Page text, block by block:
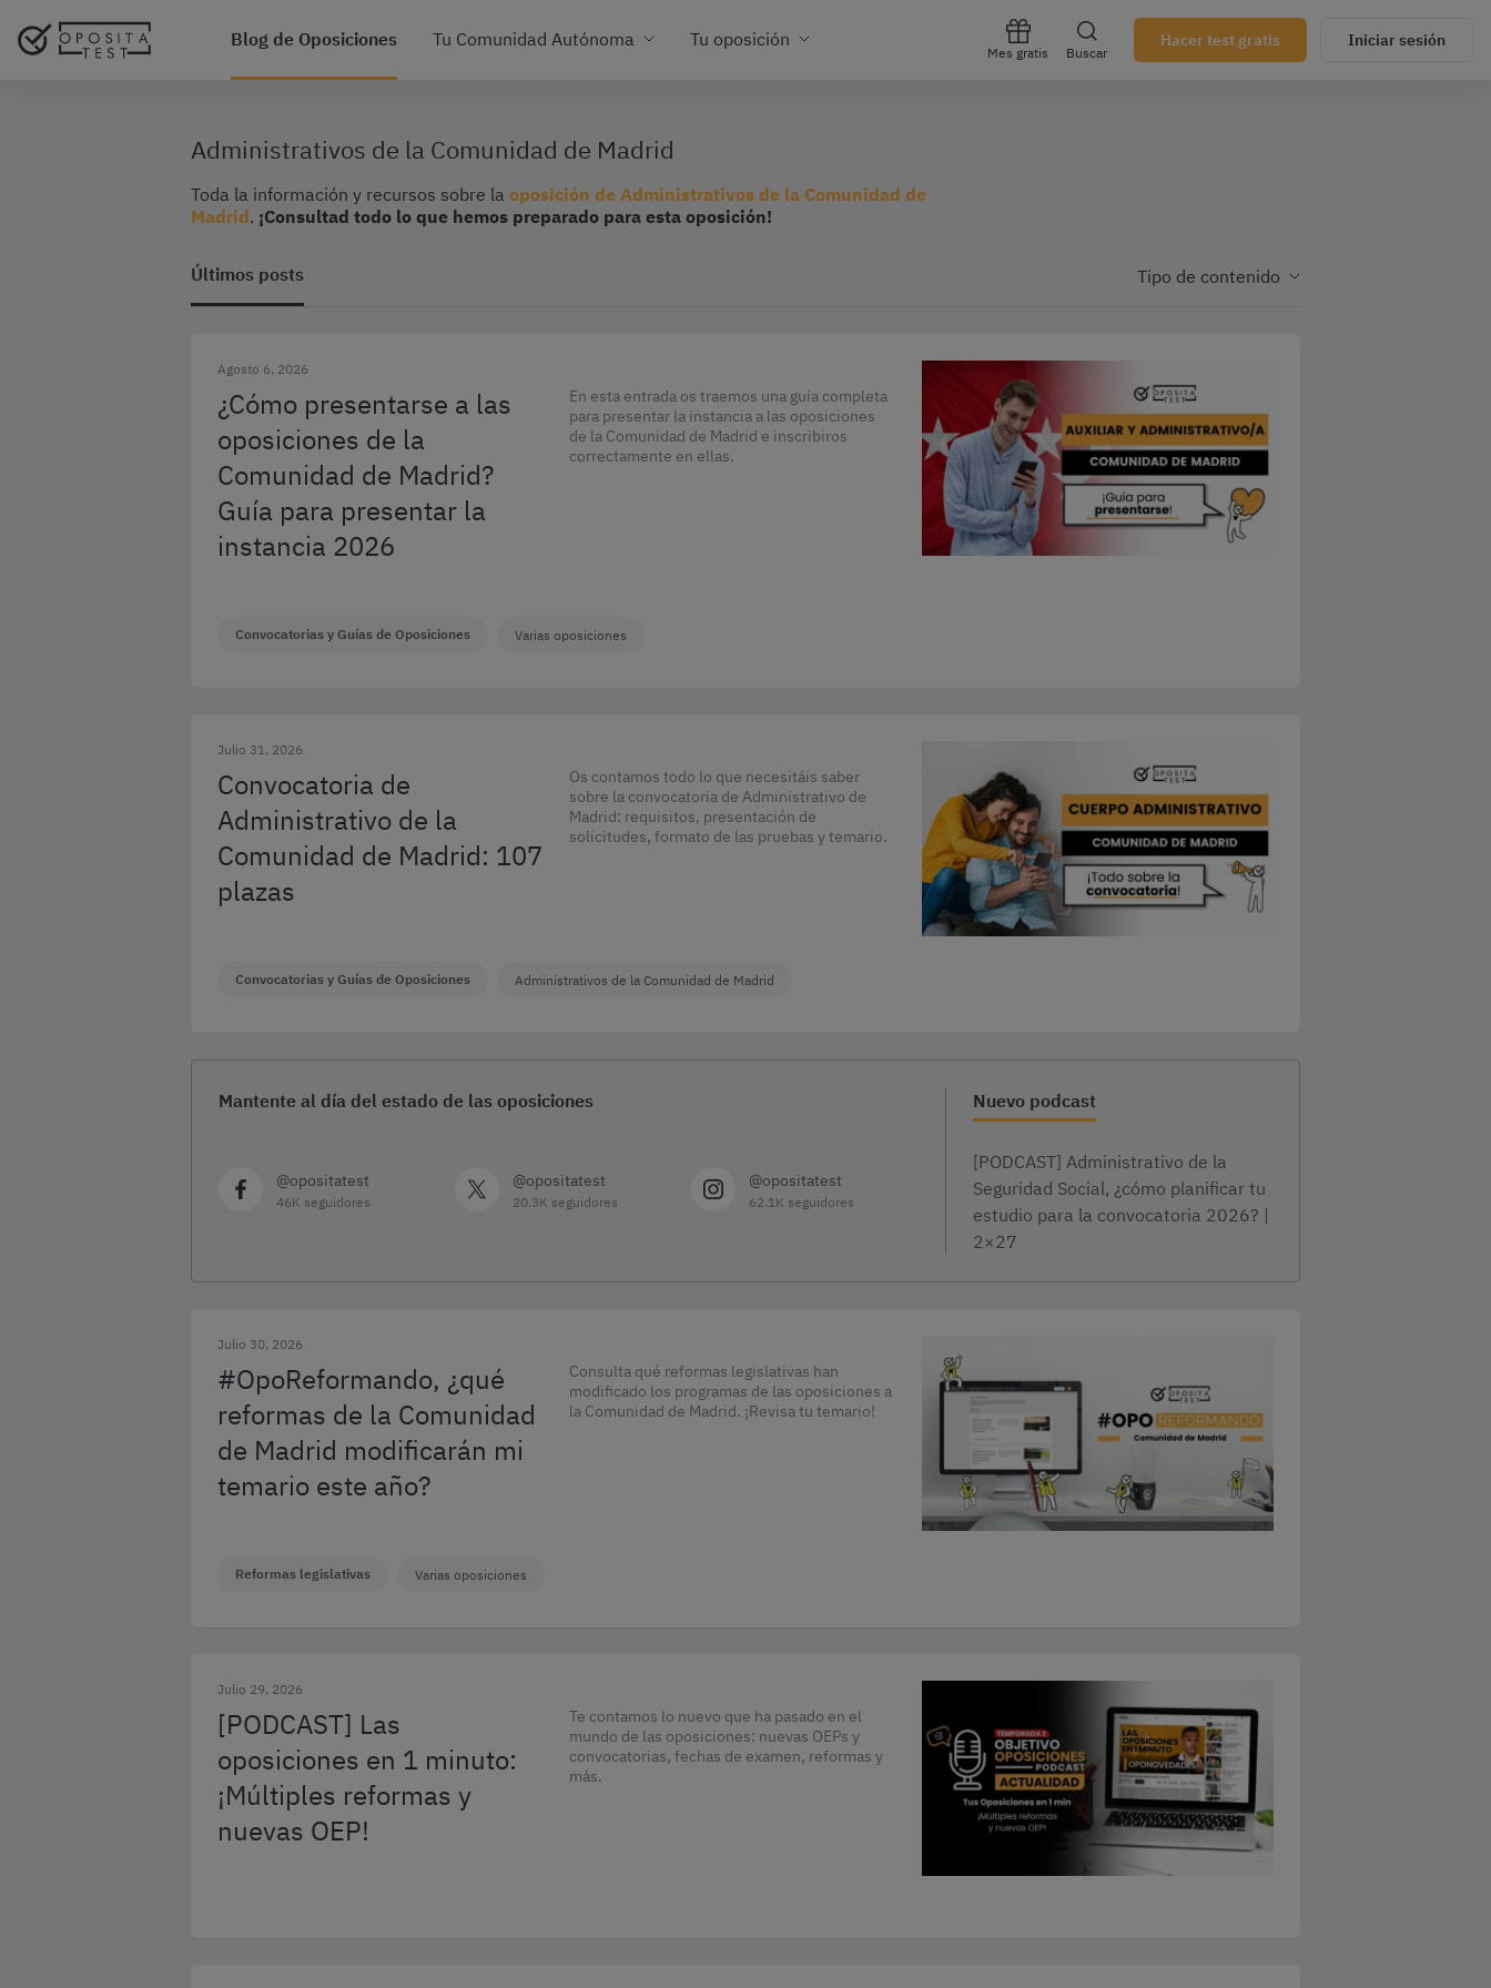
Blog de Oposiciones Tu Comunidad Autónoma Tu oposición
Mes gratis Buscar
Hacer test gratis Iniciar sesión
Administrativos de la Comunidad de Madrid
Toda la información y recursos sobre la oposición de Administrativos de la Comunidad de
Madrid. ¡Consultad todo lo que hemos preparado para esta oposición!
Últimos posts Tipo de contenido
Agosto 6, 2026
¿Cómo presentarse a las
oposiciones de la
Comunidad de Madrid?
Guía para presentar la
instancia 2026
En esta entrada os traemos una guía completa
para presentar la instancia a las oposiciones
de la Comunidad de Madrid e inscribiros
correctamente en ellas.
Convocatorias y Guías de Oposiciones Varias oposiciones
Julio 31, 2026
Convocatoria de
Administrativo de la
Comunidad de Madrid: 107
plazas
Os contamos todo lo que necesitáis saber
sobre la convocatoria de Administrativo de
Madrid: requisitos, presentación de
solicitudes, formato de las pruebas y temario.
Convocatorias y Guías de Oposiciones Administrativos de la Comunidad de Madrid
Mantente al día del estado de las oposiciones
@opositatest
46K seguidores
@opositatest
20.3K seguidores
@opositatest
62.1K seguidores
Nuevo podcast
[PODCAST] Administrativo de la
Seguridad Social, ¿cómo planificar tu
estudio para la convocatoria 2026? |
2×27
Julio 30, 2026
#OpoReformando, ¿qué
reformas de la Comunidad
de Madrid modificarán mi
temario este año?
Consulta qué reformas legislativas han
modificado los programas de las oposiciones a
la Comunidad de Madrid. ¡Revisa tu temario!
Reformas legislativas Varias oposiciones
Julio 29, 2026
[PODCAST] Las
oposiciones en 1 minuto:
¡Múltiples reformas y
nuevas OEP!
Te contamos lo nuevo que ha pasado en el
mundo de las oposiciones: nuevas OEPs y
convocatorias, fechas de examen, reformas y
más.